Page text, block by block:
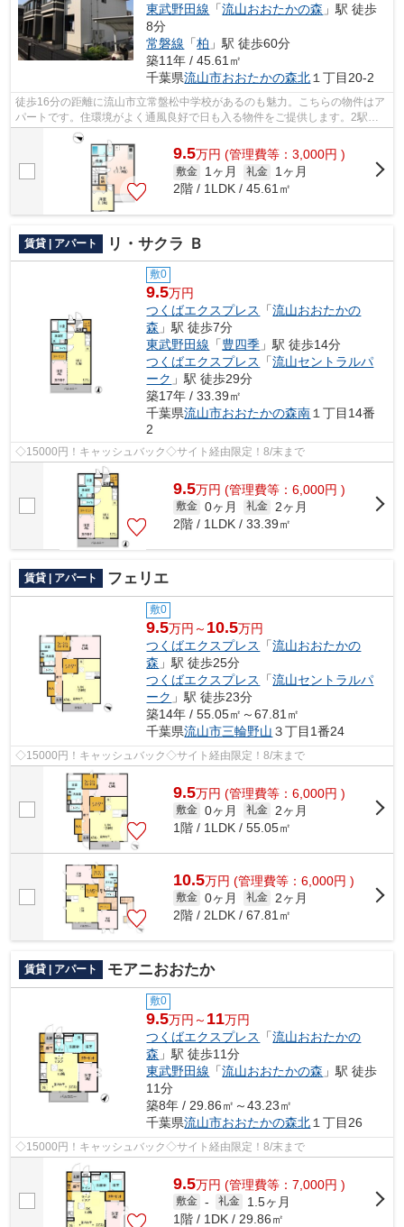
東武野田線 「流山おおたかの森 」駅 徒歩
8分
常磐線 「柏 」駅 徒歩60分
築11年 / 45.61㎡
千葉県流山市おおたかの森北 １丁目20-2
徒歩16分の距離に流山市立常盤松中学校があるのも魅力。こちらの物件はア
パートです。住環境がよく通風良好で日も入る物件をご提供します。2駅利
用可能なアクセスの良い物件です。あな...
9.5万円 (管理費等：3,000円 )
敷金 1ヶ月 礼金
1ヶ月
2階 / 1LDK / 45.61㎡
賃貸 | アパート リ・サクラ Ｂ
敷0
9.5万円
つくばエクスプレス
「流山おおたかの
森 」駅 徒歩7分
東武野田線 「豊四季 」駅 徒歩14分
つくばエクスプレス
「流山セントラルパ
ーク 」駅 徒歩29分
築17年 / 33.39㎡
千葉県流山市おおたかの森南１丁目14番
2
◇15000円！キャッシュバック◇サイト経由限定！8/末まで
9.5万円 (管理費等：6,000円 )
敷金 0ヶ月 礼金
2ヶ月
2階 / 1LDK / 33.39㎡
賃貸 | アパート フェリエ
敷0
9.5万円～ 10.5万円
つくばエクスプレス
「流山おおたかの
森 」駅 徒歩25分
つくばエクスプレス
「流山セントラルパ
ーク 」駅 徒歩23分
築14年 / 55.05㎡～67.81㎡
千葉県流山市三輪野山 ３丁目1番24
◇15000円！キャッシュバック◇サイト経由限定！8/末まで
9.5万円 (管理費等：6,000円 )
敷金 0ヶ月 礼金
2ヶ月
1階 / 1LDK / 55.05㎡
10.5万円 (管理費等：6,000円 )
敷金 0ヶ月 礼金
2ヶ月
2階 / 2LDK / 67.81㎡
賃貸 | アパート モアニおおたか
敷0
9.5万円～ 11万円
つくばエクスプレス
「流山おおたかの
森 」駅 徒歩11分
東武野田線 「流山おおたかの森 」駅 徒歩
11分
築8年 / 29.86㎡～43.23㎡
千葉県流山市おおたかの森北 １丁目26
◇15000円！キャッシュバック◇サイト経由限定！8/末まで
9.5万円 (管理費等：7,000円 )
敷金 - 礼金
1.5ヶ月
1階 / 1DK / 29.86㎡